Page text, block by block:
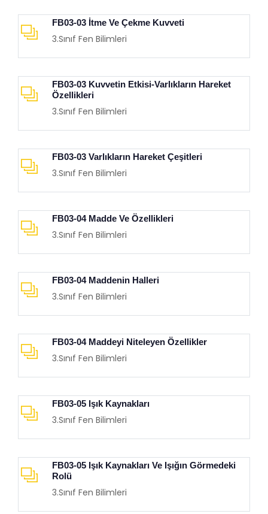
FB03-03 İtme Ve Çekme Kuvveti
3.Sınıf Fen Bilimleri
FB03-03 Kuvvetin Etkisi-Varlıkların Hareket
Özellikleri
3.Sınıf Fen Bilimleri
FB03-03 Varlıkların Hareket Çeşitleri
3.Sınıf Fen Bilimleri
FB03-04 Madde Ve Özellikleri
3.Sınıf Fen Bilimleri
FB03-04 Maddenin Halleri
3.Sınıf Fen Bilimleri
FB03-04 Maddeyi Niteleyen Özellikler
3.Sınıf Fen Bilimleri
FB03-05 Işık Kaynakları
3.Sınıf Fen Bilimleri
FB03-05 Işık Kaynakları Ve Işığın Görmedeki
Rolü
3.Sınıf Fen Bilimleri